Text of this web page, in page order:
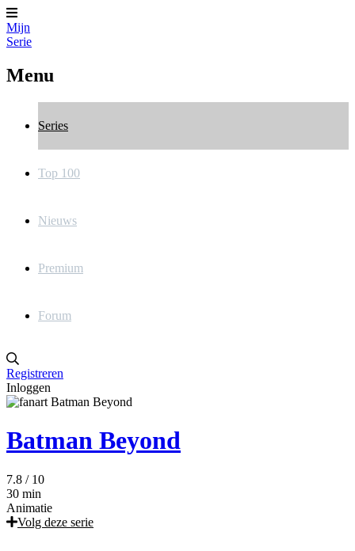
Mijn
Serie
Menu
Series
Top 100
Nieuws
Premium
Forum
Registreren
Inloggen
Batman Beyond
7.8 / 10
30 min
Animatie
Volg deze serie